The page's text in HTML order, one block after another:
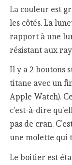
La couleur est
les côtés. La
rapport à une
résistant aux
Il y a 2 boutons
titane avec un
Apple Watch).
c’est-à-dire
pas de cran.
une molette qui
Le boitier est